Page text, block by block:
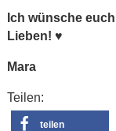
Ich wünsche
Lieben! ♥
Mara
Teilen:
teilen